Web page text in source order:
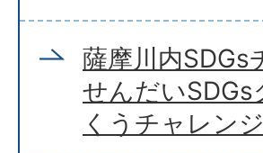
薩摩川内SDGs
せんだい
くうチャレンジ